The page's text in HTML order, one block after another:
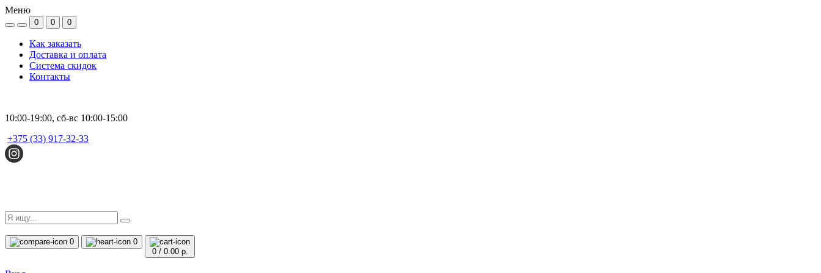
Меню
0 0 0
Как заказать
Доставка и оплата
Система скидок
Контакты
10:00-19:00, сб-вс 10:00-15:00
+375 (33) 917-32-33
0
0
0/ 0.00 р.